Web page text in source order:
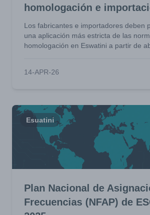
homologación e
Los fabricantes e importadores deben
una aplicación más estricta de las
homologación en Eswatini a partir de
14-APR-26
Esuatini
Plan Nacional de
Frecuencias (NFAP) de